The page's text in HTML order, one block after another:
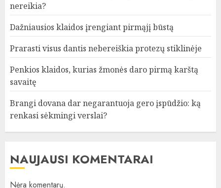
nereikia?
Dažniausios klaidos įrengiant pirmąjį būstą
Prarasti visus dantis nebereiškia protezų stiklinėje
Penkios klaidos, kurias žmonės daro pirmą karštą
savaitę
Brangi dovana dar negarantuoja gero įspūdžio: ką
renkasi sėkmingi verslai?
NAUJAUSI KOMENTARAI
Nėra komentarų.